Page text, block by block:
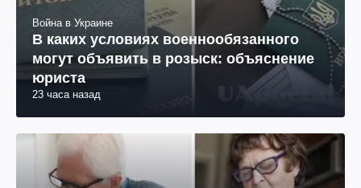
Война в Украине
В каких условиях военнообязанного
могут объявить в розыск: объяснение
юриста
23 часа назад